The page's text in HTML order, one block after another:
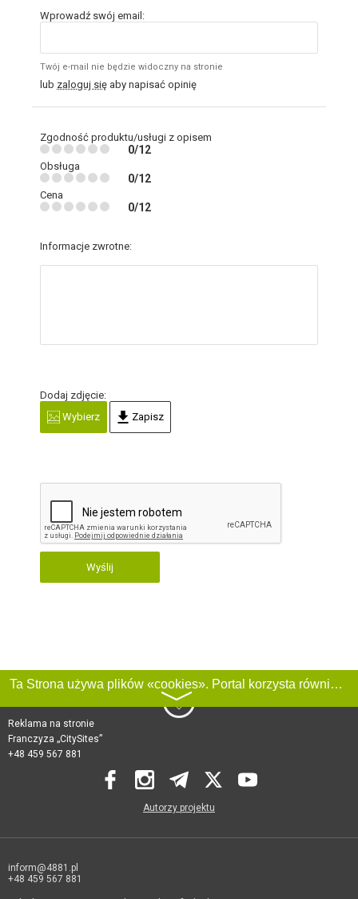
Wprowadź swój email:
Twój e-mail nie będzie widoczny na stronie
lub zaloguj się aby napisać opinię
Zgodność produktu/usługi z opisem
0/12
Obsługa
0/12
Cena
0/12
Informacje zwrotne:
Dodaj zdjęcie:
Wybierz
Zapisz
Wyślij
Ta Strona używa plików «cookies». Portal korzysta również z serwisu internetowego do zbierania danych technicznych o odwiedzających w celu uzyskania informacji marketingowych i statystycznych. Warunki przetwarzania danych odwiedzających Stronę, patrz:
〉
Reklama na stronie
Franczyza „CitySites”
+48 459 567 881
Autorzy projektu
inform@4881.pl
+48 459 567 881